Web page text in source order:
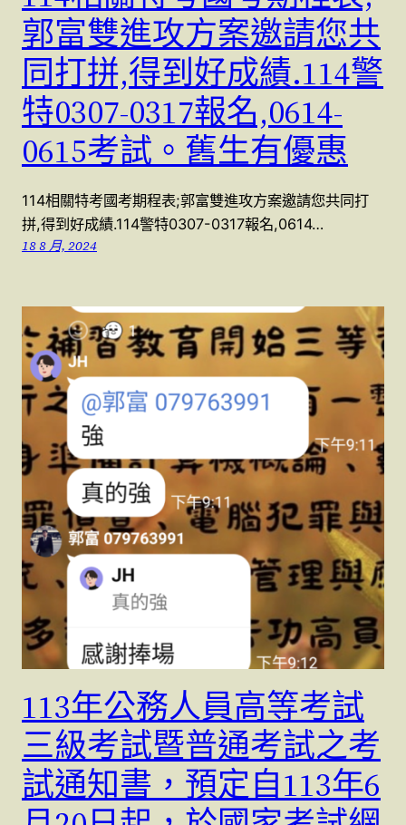
郭富雙進攻方案邀請您共
同打拼,得到好成績.114警
特0307-0317報名,0614-
0615考試。舊生有優惠
114相關特考國考期程表;郭富雙進攻方案邀請您共同打
拼,得到好成績.114警特0307-0317報名,0614…
18 8 月, 2024
113年公務人員高等考試
三級考試暨普通考試之考
試通知書，預定自113年6